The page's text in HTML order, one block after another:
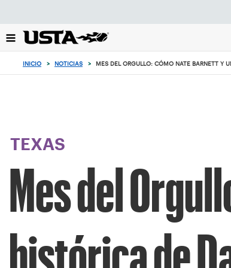
el
botón
INICIO > NOTICIAS > MES DEL ORGULLO: CÓMO NATE BARNETT Y
TEXAS
Mes del
histórica de